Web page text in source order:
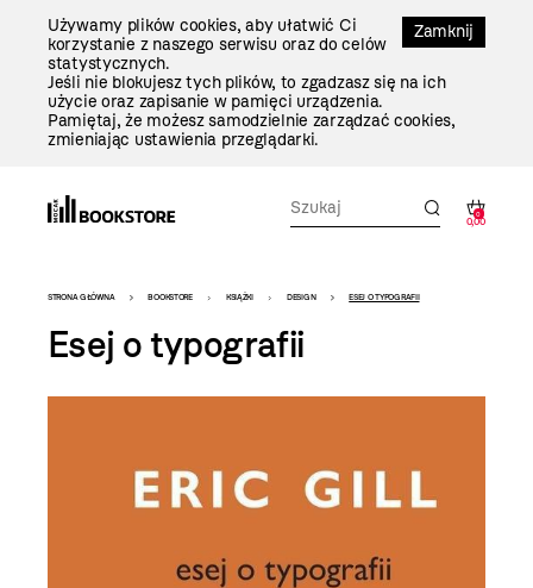
Zamknij
Używamy plików cookies, aby ułatwić Ci
korzystanie z naszego serwisu oraz do celów
statystycznych.
Jeśli nie blokujesz tych plików, to zgadzasz się na ich
użycie oraz zapisanie w pamięci urządzenia.
Pamiętaj, że możesz samodzielnie zarządzać cookies,
zmieniając ustawienia przeglądarki.
0
0,00
Bookstore
-
szablon
szczegóły
STRONA GŁÓWNA BOOKSTORE KSIĄŻKI DESIGN ESEJ O TYPOGRAFII
Esej o typografii